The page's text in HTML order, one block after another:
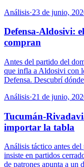
Análisis·23 de junio,
Defensa-Aldosivi:
compran
Antes del partido del
que infla a Aldosivi con
Defensa. Descubrí
Análisis·21 de junio,
Tucumán-
importar la tabla
Análisis táctico antes
insiste en partidos
de patrones apunta a un